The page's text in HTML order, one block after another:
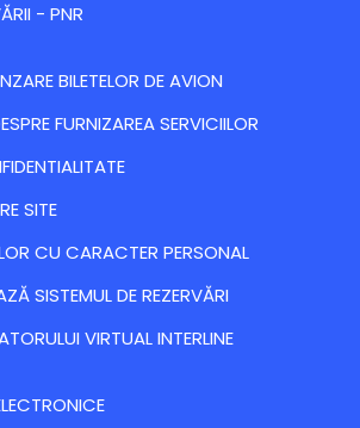
- PNR
BILETELOR DE AVION
FURNIZAREA SERVICIILOR
SITE
CU CARACTER PERSONAL
SISTEMUL DE REZERVĂRI
VIRTUAL INTERLINE